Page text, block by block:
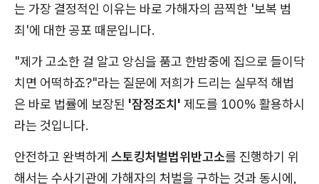
는 가장 결정적인 이유는 바로 가해자의 끔찍한 '보복 범
죄'에 대한 공포 때문입니다.
"제가 고소한 걸 알고 앙심을 품고 한밤중에 집으로 들이닥
치면 어떡하죠?"라는 질문에 저희가 드리는 실무적 해법
은 바로 법률에 보장된 '잠정조치' 제도를 100% 활용하시
라는 것입니다.
안전하고 완벽하게 스토킹처벌법위반고소를 진행하기 위
해서는 수사기관에 가해자의 처벌을 구하는 것과 동시에,